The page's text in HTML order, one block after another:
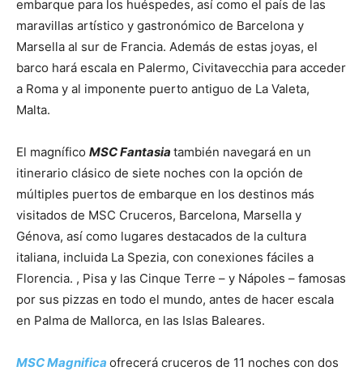
embarque para los huéspedes, así como el país de las
maravillas artístico y gastronómico de Barcelona y
Marsella al sur de Francia. Además de estas joyas, el
barco hará escala en Palermo, Civitavecchia para acceder
a Roma y al imponente puerto antiguo de La Valeta,
Malta.
El magnífico MSC Fantasia también navegará en un
itinerario clásico de siete noches con la opción de
múltiples puertos de embarque en los destinos más
visitados de MSC Cruceros, Barcelona, ​​Marsella y
Génova, así como lugares destacados de la cultura
italiana, incluida La Spezia, con conexiones fáciles a
Florencia. , Pisa y las Cinque Terre – y Nápoles – famosas
por sus pizzas en todo el mundo, antes de hacer escala
en Palma de Mallorca, en las Islas Baleares.
MSC Magnifica ofrecerá cruceros de 11 noches con dos